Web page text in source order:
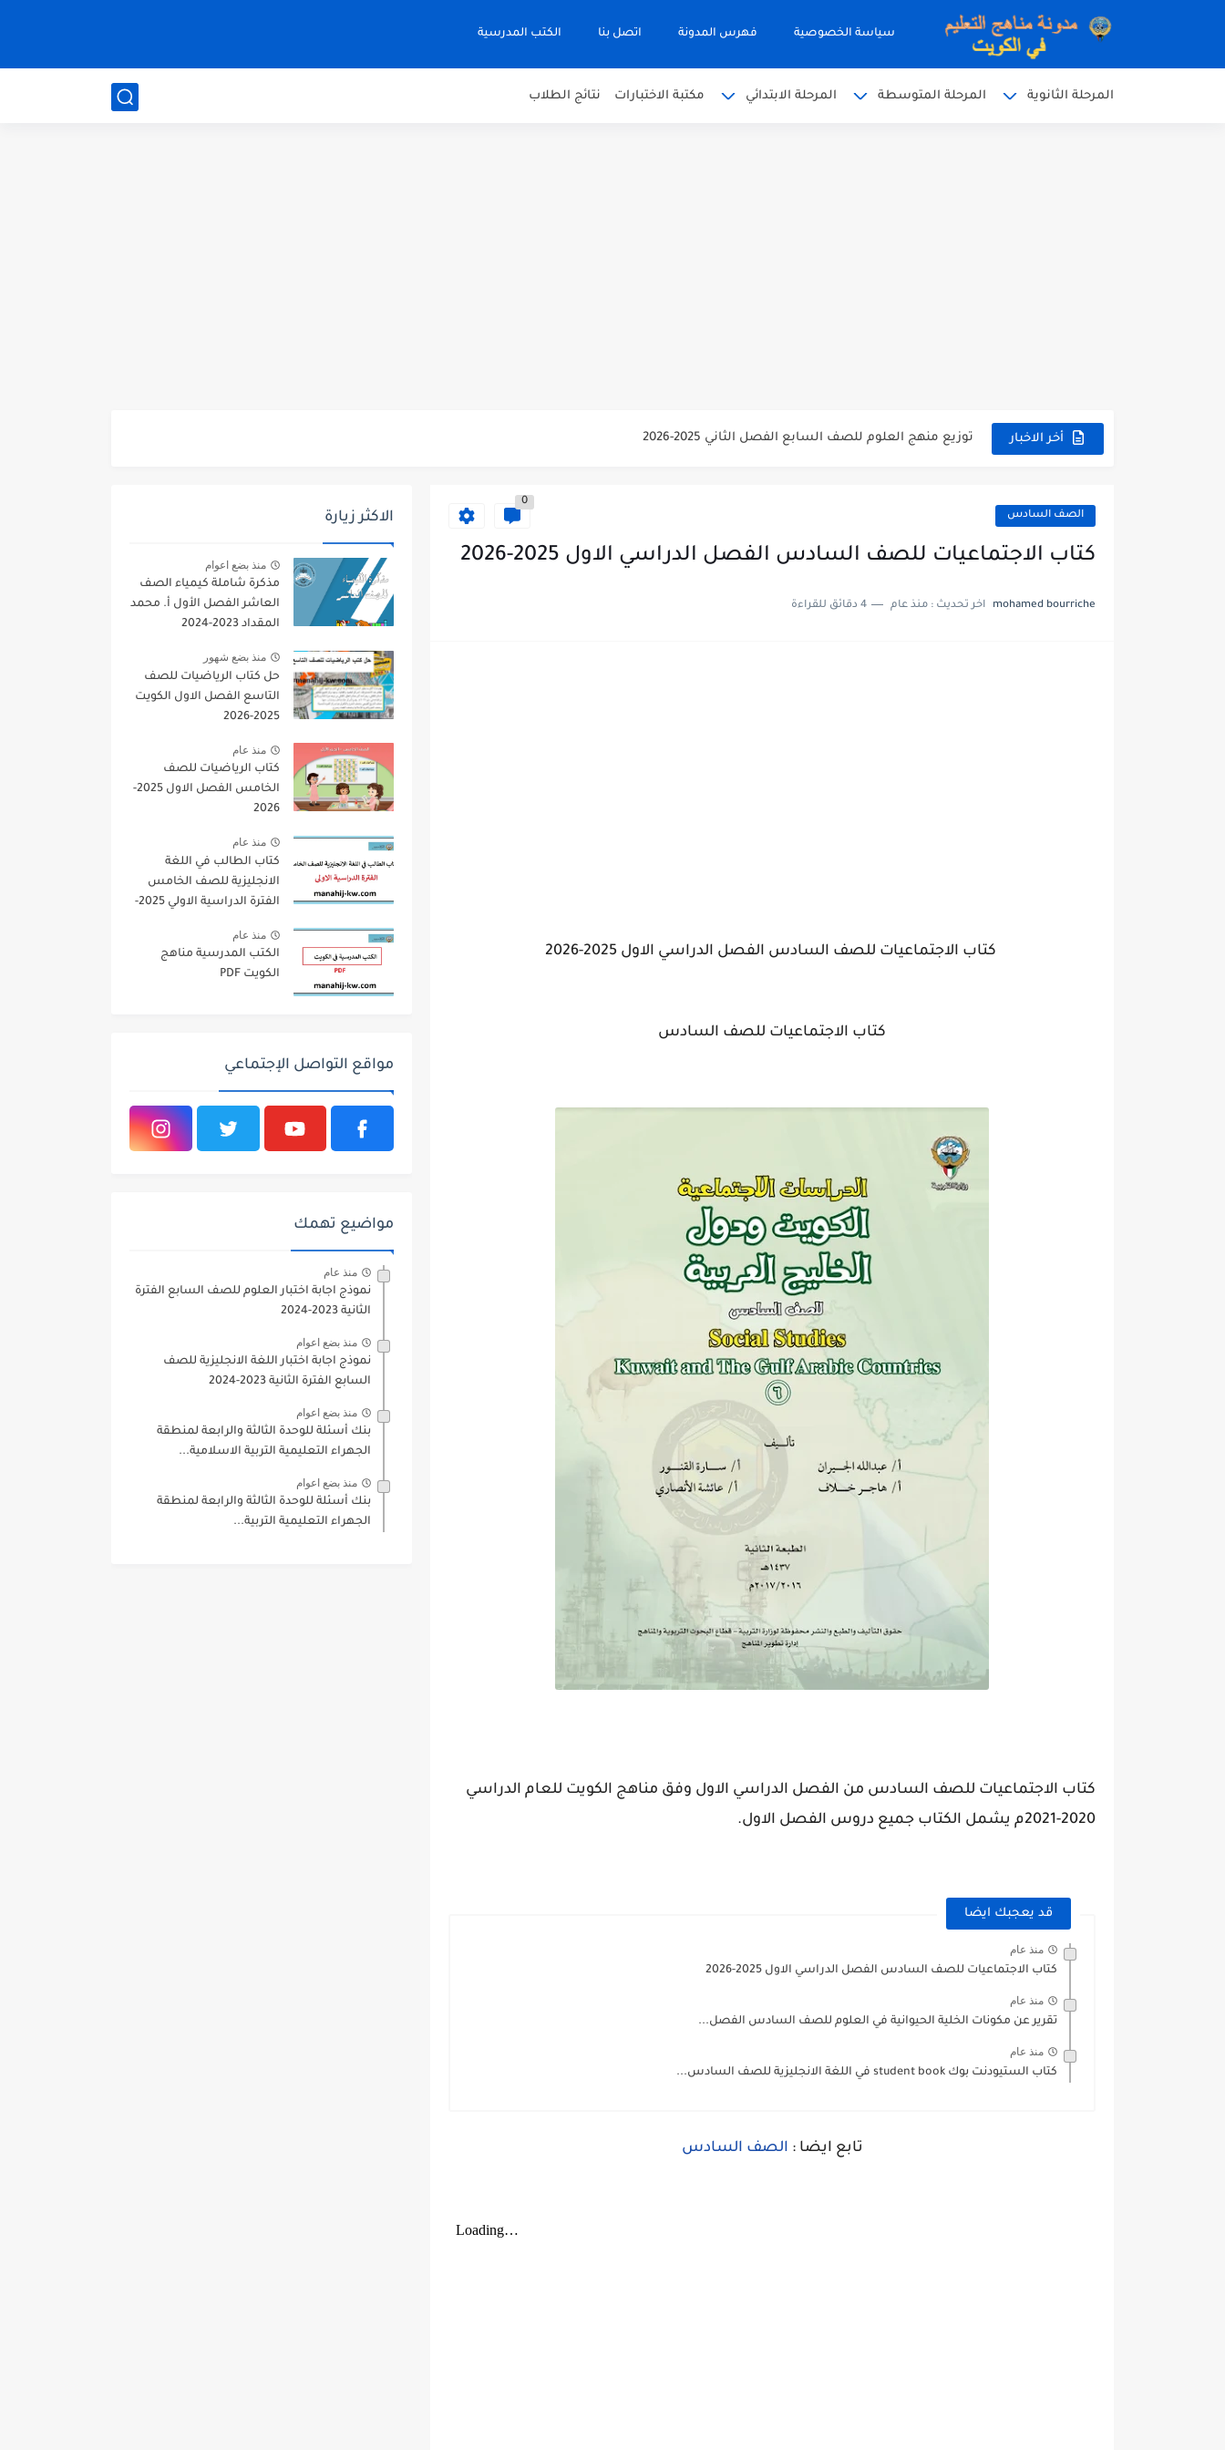
سياسة الخصوصية فهرس المدونة اتصل بنا الكتب المدرسية
المرحلة الثانوية المرحلة المتوسطة المرحلة الابتدائي مكتبة الاختبارات نتائج الطلاب
أخر الاخبار توزيع منهج العلوم للصف السابع الفصل الثاني 2025-2026
الصف السادس
0
كتاب الاجتماعيات للصف السادس الفصل الدراسي الاول 2025-2026
mohamed bourriche اخر تحديث : منذ عام 4 دقائق للقراءة
كتاب الاجتماعيات للصف السادس الفصل الدراسي الاول 2025-2026
كتاب الاجتماعيات للصف السادس
كتاب الاجتماعيات للصف السادس من الفصل الدراسي الاول وفق مناهج الكويت للعام الدراسي
2020-2021م يشمل الكتاب جميع دروس الفصل الاول.
قد يعجبك ايضا
منذ عام
كتاب الاجتماعيات للصف السادس الفصل الدراسي الاول 2025-2026
منذ عام
تقرير عن مكونات الخلية الحيوانية في العلوم للصف السادس الفصل...
منذ عام
كتاب الستيودنت بوك student book في اللغة الانجليزية للصف السادس...
تابع ايضا : الصف السادس
الاكثر زيارة
منذ بضع اعوام
مذكرة شاملة كيمياء الصف
العاشر الفصل الأول أ. محمد
المقداد 2023-2024
منذ بضع شهور
حل كتاب الرياضيات للصف
التاسع الفصل الاول الكويت
2025-2026
منذ عام
كتاب الرياضيات للصف
الخامس الفصل الاول 2025-
2026
منذ عام
كتاب الطالب في اللغة
الانجليزية للصف الخامس
الفترة الدراسية الاولي 2025-
منذ عام
الكتب المدرسية مناهج
الكويت PDF
مواقع التواصل الإجتماعي
مواضيع تهمك
منذ عام
نموذج اجابة اختبار العلوم للصف السابع الفترة
الثانية 2023-2024
منذ بضع اعوام
نموذج اجابة اختبار اللغة الانجليزية للصف
السابع الفترة الثانية 2023-2024
منذ بضع اعوام
بنك أسئلة للوحدة الثالثة والرابعة لمنطقة
الجهراء التعليمية التربية الاسلامية...
منذ بضع اعوام
بنك أسئلة للوحدة الثالثة والرابعة لمنطقة
الجهراء التعليمية التربية...